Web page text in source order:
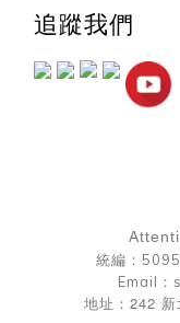
追蹤我們
統編：
Email
地址： 242